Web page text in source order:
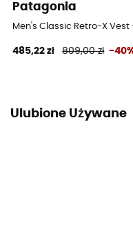
Patagonia
Men's Classic Retro-X
485,22 zł 809,00 zł -
Ulubione Używane